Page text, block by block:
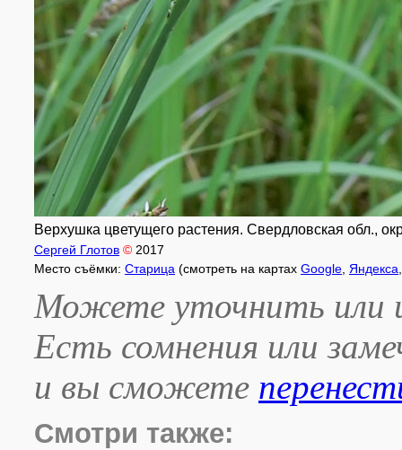
Верхушка цветущего растения. Свердловская обл.,
Сергей Глотов © 2017
Место съёмки: Старица (смотреть на картах Google Яндекса
Можете уточнить или
Есть сомнения или
и вы сможете
Смотри также: